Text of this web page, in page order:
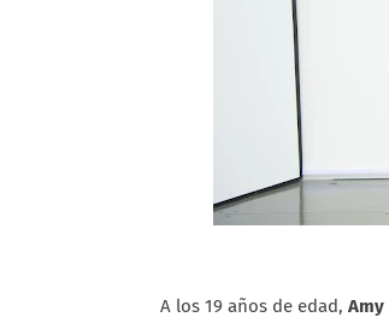
A los 19 años de edad, Amy